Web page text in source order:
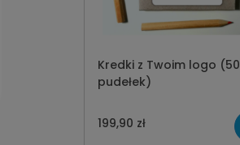
Kredki z Twoim logo (50
pudełek)
199,90 zł